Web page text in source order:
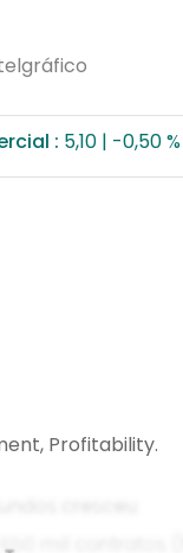
-0,50 %
Profitability.